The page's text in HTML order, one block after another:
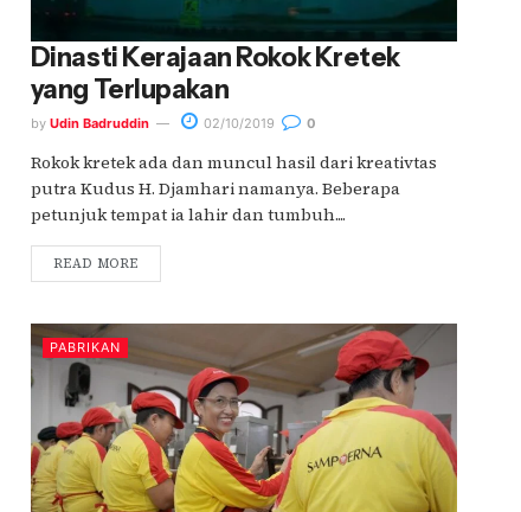
Dinasti Kerajaan Rokok Kretek
yang Terlupakan
by Udin Badruddin 02/10/2019 0
Rokok kretek ada dan muncul hasil dari kreativtas
putra Kudus H. Djamhari namanya. Beberapa
petunjuk tempat ia lahir dan tumbuh....
READ MORE
PABRIKAN